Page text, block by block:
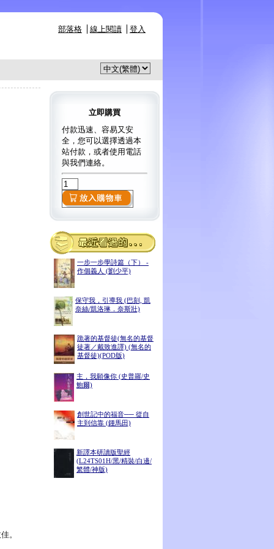
部落格 線上閱讀 登入
立即購買
付款迅速、容易又安
全，您可以選擇透過本
站付款，或者使用電話
與我們連絡。
一步一步學詩篇（下） -
作個義人 (劉少平)
保守我，引導我 (巴刻, 凱
奈絲/凱洛琳．奈斯壯)
跪著的基督徒(無名的基督
徒著／戴致進譯) (無名的
基督徒)(POD版)
主，我願像你 (史普羅/史
鮑爾)
創世記中的福音── 從自
主到信靠 (鍾馬田)
新譯本研讀版聖經
(L24TS01H/黑/精裝/白邊/
繁體/神版)
。